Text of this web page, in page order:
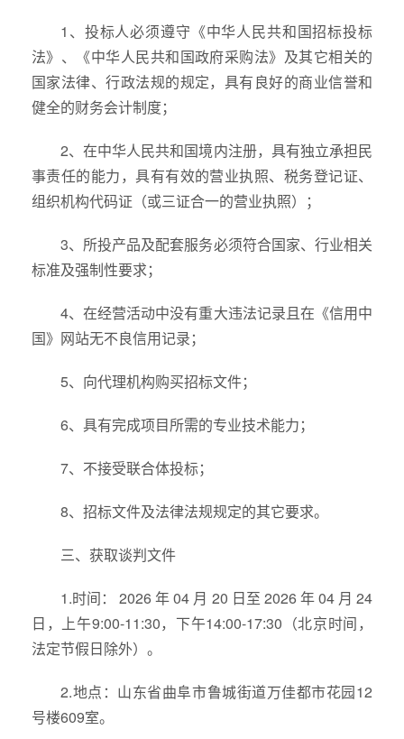
1、投标人必须遵守《中华人民共和国招标投标
法》、《中华人民共和国政府采购法》及其它相关的
国家法律、行政法规的规定，具有良好的商业信誉和
健全的财务会计制度；
2、在中华人民共和国境内注册，具有独立承担民
事责任的能力，具有有效的营业执照、税务登记证、
组织机构代码证（或三证合一的营业执照）；
3、所投产品及配套服务必须符合国家、行业相关
标准及强制性要求；
4、在经营活动中没有重大违法记录且在《信用中
国》网站无不良信用记录；
5、向代理机构购买招标文件；
6、具有完成项目所需的专业技术能力；
7、不接受联合体投标；
8、招标文件及法律法规规定的其它要求。
三、获取谈判文件
1.时间： 2026 年 04 月 20 日至 2026 年 04 月 24
日，上午9:00-11:30，下午14:00-17:30（北京时间，
法定节假日除外）。
2.地点：山东省曲阜市鲁城街道万佳都市花园12
号楼609室。